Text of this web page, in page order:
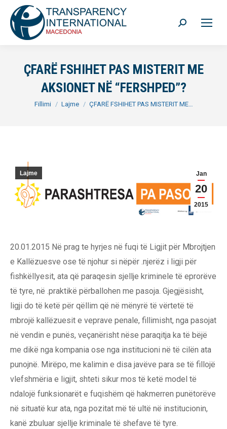
Search:
ÇFARË FSHIHET PAS MISTERIT ME
AKSIONET NË “FERSHPED”?
You are here:
Fillimi Lajme ÇFARË FSHIHET PAS MISTERIT ME…
Jan
20
2015
Lajme
20.01.2015 Në prag te hyrjes në fuqi të Ligjit për Mbrojtjen
e Kallëzuesve ose të njohur si nëpër .njerëz i ligji për
fishkëllyesit, ata që paraqesin sjellje kriminele të eprorëve
të tyre, në .praktikë përballohen me pasoja. Gjegjësisht,
ligji do të ketë për qëllim që në mënyrë të vërtetë të
mbrojë kallëzuesit e veprave penale, fillimisht, nga pasojat
në vendin e punës, veçanërisht nëse paraqitja ka të bëjë
me dikë nga kompania ose nga institucioni në të cilën ata
punojnë. Mirëpo, me kalimin e disa javëve para se të fillojë
vlefshmëria e ligjit, shteti sikur mos të ketë model të
ndalojë funksionarët e fuqishëm që hakmerren punëtorëve
në situatë kur ata, nga pozitat më të ultë në institucionin,
kanë zbuluar sjellje kriminale të shefave të tyre.